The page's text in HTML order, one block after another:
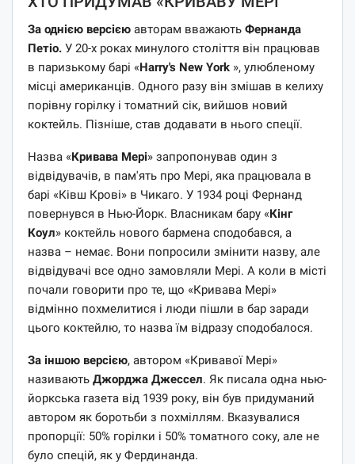
За однією версією авторам вважають Фернанда
Петіо. У 20-х роках минулого століття він працював
в паризькому барі «Harry's New York », улюбленому
місці американців. Одного разу він змішав в келиху
порівну горілку і томатний сік, вийшов новий
коктейль. Пізніше, став додавати в нього спеції.
Назва «Кривава Мері» запропонував один з
відвідувачів, в пам'ять про Мері, яка працювала в
барі «Ківш Крові» в Чикаго. У 1934 році Фернанд
повернувся в Нью-Йорк. Власникам бару «Кінг
Коул» коктейль нового бармена сподобався, а
назва – немає. Вони попросили змінити назву, але
відвідувачі все одно замовляли Мері. А коли в місті
почали говорити про те, що «Кривава Мері»
відмінно похмелитися і люди пішли в бар заради
цього коктейлю, то назва їм відразу сподобалося.
За іншою версією, автором «Кривавої Мері»
називають Джорджа Джессел. Як писала одна нью-
йоркська газета від 1939 року, він був придуманий
автором як боротьби з похміллям. Вказувалися
пропорції: 50% горілки і 50% томатного соку, але не
було спецій, як у Фердинанда.